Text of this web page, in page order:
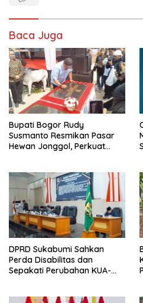
o
o
k
o
n
Baca Juga
Bupati Bogor Rudy
Susmanto Resmikan Pasar
Hewan Jonggol, Perkuat
DPRD Sukabumi Sahkan
Perda Disabilitas dan
Sepakati Perubahan KUA-